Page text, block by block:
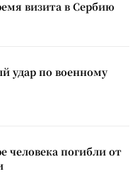
визита в Сербию
удар по военному
человека погибли от